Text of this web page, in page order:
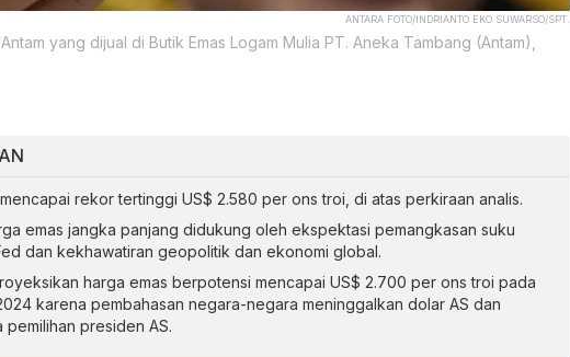
ANTARA FOTO/INDRIANTO EKO SUWARSO/SPT.
yang dijual di Butik Emas Logam Mulia PT. Aneka Tambang (Antam),
rekor tertinggi US$ 2.580 per ons troi, di atas perkiraan analis.
emas jangka panjang didukung oleh ekspektasi pemangkasan suku
dan kekhawatiran geopolitik dan ekonomi global.
harga emas berpotensi mencapai US$ 2.700 per ons troi pada
karena pembahasan negara-negara meninggalkan dolar AS dan
pemilihan presiden AS.